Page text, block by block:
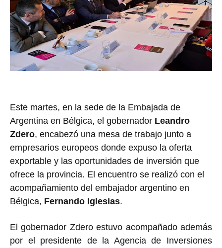
Este martes, en la sede de la Embajada de
Argentina en Bélgica, el gobernador Leandro
Zdero, encabezó una mesa de trabajo junto a
empresarios europeos donde expuso la oferta
exportable y las oportunidades de inversión que
ofrece la provincia. El encuentro se realizó con el
acompañamiento del embajador argentino en
Bélgica, Fernando Iglesias.
El gobernador Zdero estuvo acompañado además
por el presidente de la Agencia de Inversiones